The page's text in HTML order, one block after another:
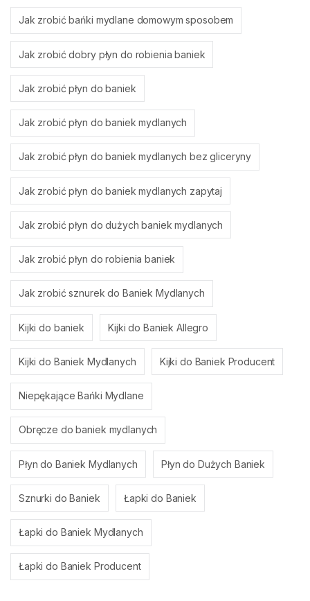
Jak zrobić bańki mydlane domowym sposobem
Jak zrobić dobry płyn do robienia baniek
Jak zrobić płyn do baniek
Jak zrobić płyn do baniek mydlanych
Jak zrobić płyn do baniek mydlanych bez gliceryny
Jak zrobić płyn do baniek mydlanych zapytaj
Jak zrobić płyn do dużych baniek mydlanych
Jak zrobić płyn do robienia baniek
Jak zrobić sznurek do Baniek Mydlanych
Kijki do baniek Kijki do Baniek Allegro
Kijki do Baniek Mydlanych Kijki do Baniek Producent
Niepękające Bańki Mydlane
Obręcze do baniek mydlanych
Płyn do Baniek Mydlanych Płyn do Dużych Baniek
Sznurki do Baniek Łapki do Baniek
Łapki do Baniek Mydlanych
Łapki do Baniek Producent